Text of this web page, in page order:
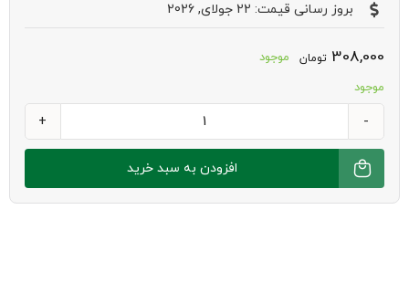
بروز رسانی قیمت: 22 جولای, 2026
308,000 تومان
موجود
موجود
تک
نفره
افزودن به سبد خرید